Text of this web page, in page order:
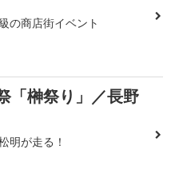
の商店街イベント
「榊祭り」／長野
明が走る！